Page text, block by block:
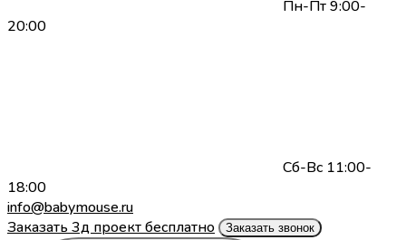
Пн-Пт 9:00-
20:00
Сб-Вс 11:00-
18:00
info@babymouse.ru
Заказать 3д проект бесплатно
Заказать звонок